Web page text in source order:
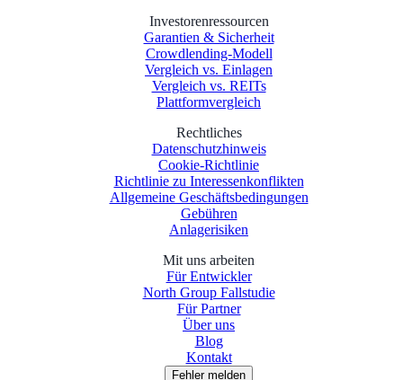
Investorenressourcen
Garantien & Sicherheit
Crowdlending-Modell
Vergleich vs. Einlagen
Vergleich vs. REITs
Plattformvergleich
Rechtliches
Datenschutzhinweis
Cookie-Richtlinie
Richtlinie zu Interessenkonflikten
Allgemeine Geschäftsbedingungen
Gebühren
Anlagerisiken
Mit uns arbeiten
Für Entwickler
North Group Fallstudie
Für Partner
Über uns
Blog
Kontakt
Fehler melden